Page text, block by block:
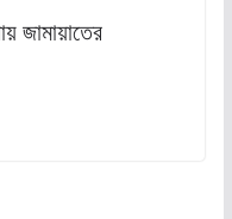
জামায়াতের